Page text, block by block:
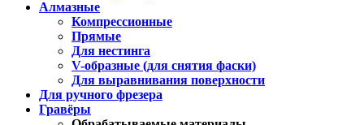
Алмазные
Компрессионные
Прямые
Для нестинга
V-образные (для снятия фаски)
Для выравнивания поверхности
Для ручного фрезера
Гравёры